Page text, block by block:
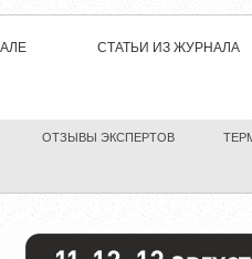
СТАТЬИ ИЗ ЖУРНАЛА
ОТЗЫВЫ ЭКСПЕРТОВ